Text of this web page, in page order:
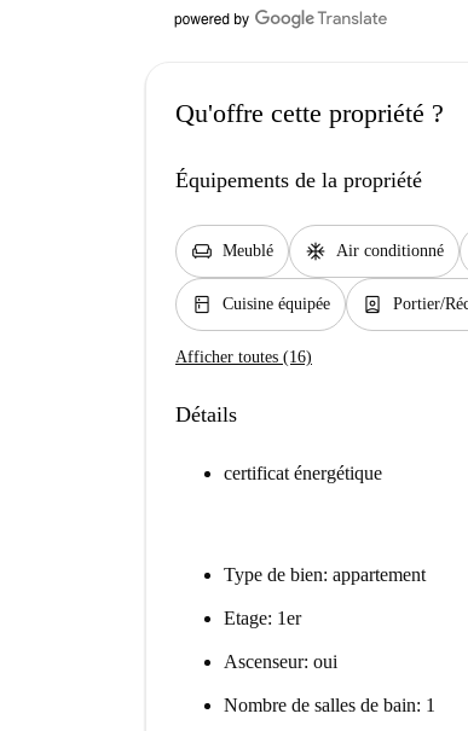
Qu'offre cette propriété ?
Équipements de la propriété
chair Meublé ac_unit Air conditionné
kitchen Cuisine équipée person_book Portier/
Afficher toutes (16)
Détails
certificat énergétique
Type de bien: appartement
Etage: 1er
Ascenseur: oui
Nombre de salles de bain: 1